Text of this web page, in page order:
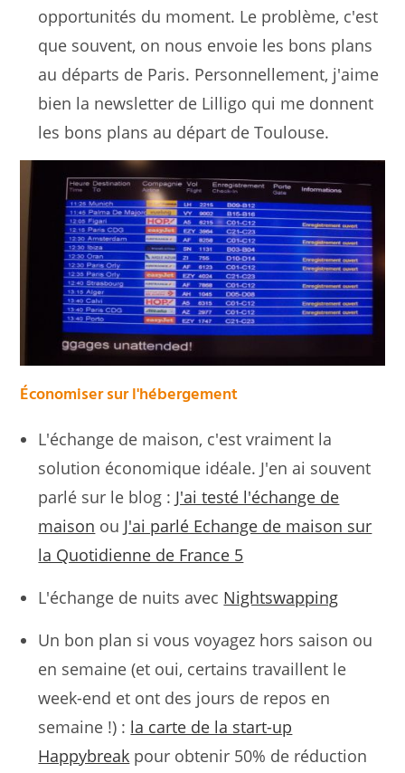
opportunités du moment. Le problème, c'est
que souvent, on nous envoie les bons plans
au départs de Paris. Personnellement, j'aime
bien la newsletter de Lilligo qui me donnent
les bons plans au départ de Toulouse.
Économiser sur l'hébergement
L'échange de maison, c'est vraiment la
solution économique idéale. J'en ai souvent
parlé sur le blog : J'ai testé l'échange de
maison ou J'ai parlé Echange de maison sur
la Quotidienne de France 5
L'échange de nuits avec Nightswapping
Un bon plan si vous voyagez hors saison ou
en semaine (et oui, certains travaillent le
week-end et ont des jours de repos en
semaine !) : la carte de la start-up
Happybreak pour obtenir 50% de réduction